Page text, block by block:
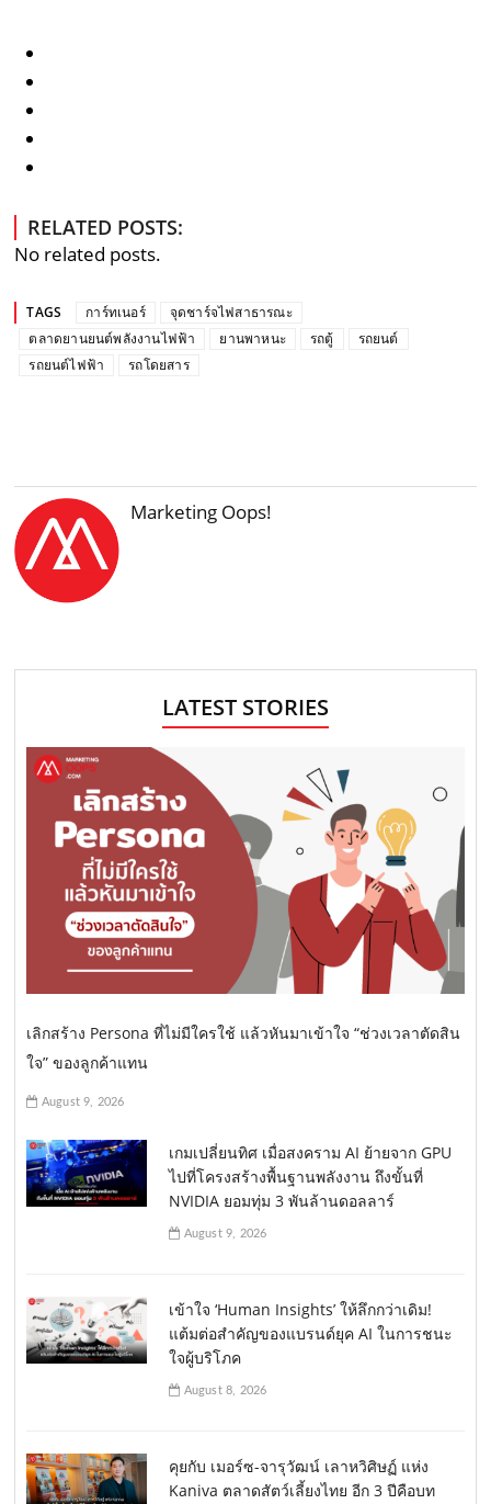
RELATED POSTS:
No related posts.
TAGS การ์ทเนอร์
จุดชาร์จไฟสาธารณะ
ตลาดยานยนต์พลังงานไฟฟ้า
ยานพาหนะ รถตู้
รถยนต์
รถยนต์ไฟฟ้า
รถโดยสาร
Marketing Oops!
LATEST STORIES
เลิกสร้าง Persona ที่ไม่มีใครใช้ แล้วหันมาเข้าใจ “ช่วงเวลาตัดสิน
ใจ” ของลูกค้าแทน
August 9, 2026
เกมเปลี่ยนทิศ เมื่อสงคราม AI ย้ายจาก GPU
ไปที่โครงสร้างพื้นฐานพลังงาน ถึงขั้นที่
NVIDIA ยอมทุ่ม 3 พันล้านดอลลาร์
August 9, 2026
เข้าใจ ‘Human Insights’ ให้ลึกกว่าเดิม!
แต้มต่อสำคัญของแบรนด์ยุค AI ในการชนะ
ใจผู้บริโภค
August 8, 2026
คุยกับ เมอร์ซ-จารุวัฒน์ เลาหวิศิษฏ์ แห่ง
Kaniva ตลาดสัตว์เลี้ยงไทย อีก 3 ปีคือบท